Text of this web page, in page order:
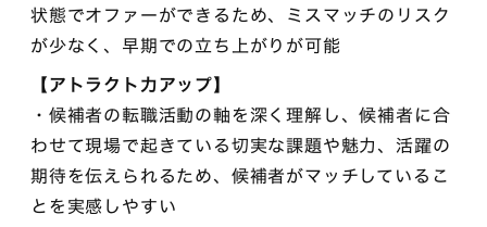
状態でオファーができるため、ミスマッチのリスク
が少なく、早期での立ち上がりが可能
【アトラクト力アップ】
・候補者の転職活動の軸を深く理解し、候補者に合
わせて現場で起きている切実な課題や魅力、活躍の
期待を伝えられるため、候補者がマッチしているこ
とを実感しやすい